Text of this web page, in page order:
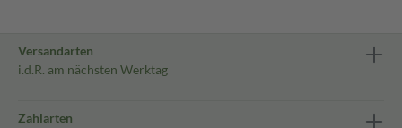
Versandarten
i.d.R. am nächsten Werktag
Zahlarten